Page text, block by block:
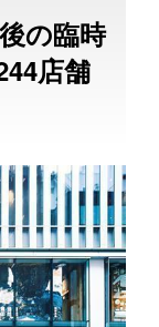
の臨時
店舗